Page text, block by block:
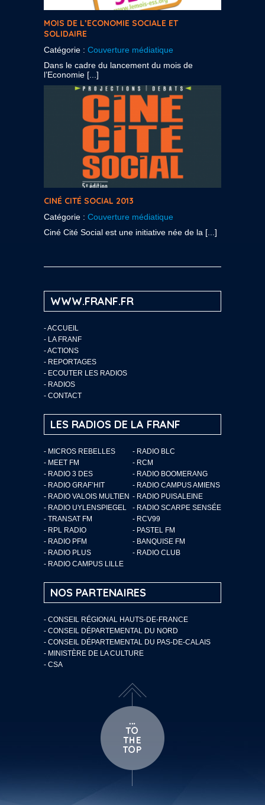
MOIS DE L’ECONOMIE SOCIALE ET
SOLIDAIRE
Catégorie : Couverture médiatique
Dans le cadre du lancement du mois de
l’Economie [...]
CINÉ CITÉ SOCIAL 2013
Catégorie : Couverture médiatique
Ciné Cité Social est une initiative née de la [...]
WWW.FRANF.FR
-ACCUEIL
- LA FRANF
-ACTIONS
- REPORTAGES
- ECOUTER LES RADIOS
- RADIOS
- CONTACT
LES RADIOS DE LA FRANF
- MICROS REBELLES
- RADIO BLC
- MEET FM
- RCM
- RADIO 3 DES
- RADIO BOOMERANG
- RADIO GRAF’HIT
- RADIO CAMPUS AMIENS
- RADIO VALOIS MULTIEN - RADIO PUISALEINE
- RADIO UYLENSPIEGEL
- RADIO SCARPE SENSÉE
- TRANSAT FM
- RCV99
- RPL RADIO
- PASTEL FM
- RADIO PFM
- BANQUISE FM
- RADIO PLUS
- RADIO CLUB
- RADIO CAMPUS LILLE
NOS PARTENAIRES
- CONSEIL RÉGIONAL HAUTS-DE-FRANCE
- CONSEIL DÉPARTEMENTAL DU NORD
- CONSEIL DÉPARTEMENTAL DU PAS-DE-CALAIS
- MINISTÈRE DE LA CULTURE
- CSA